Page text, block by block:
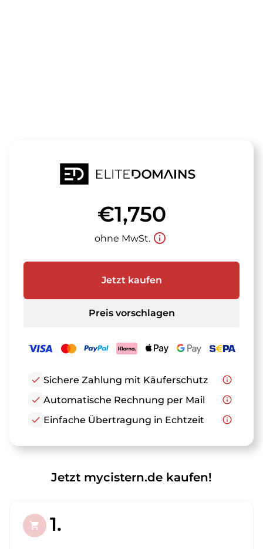
€1,750
ohne MwSt. info_outline
Jetzt kaufen
Preis vorschlagen
check Sichere Zahlung mit Käuferschutz
info_outline
check Automatische Rechnung per Mail
info_outline
check Einfache Übertragung in Echtzeit info_outline
Jetzt mycistern.de kaufen!
shopping_cart 1.